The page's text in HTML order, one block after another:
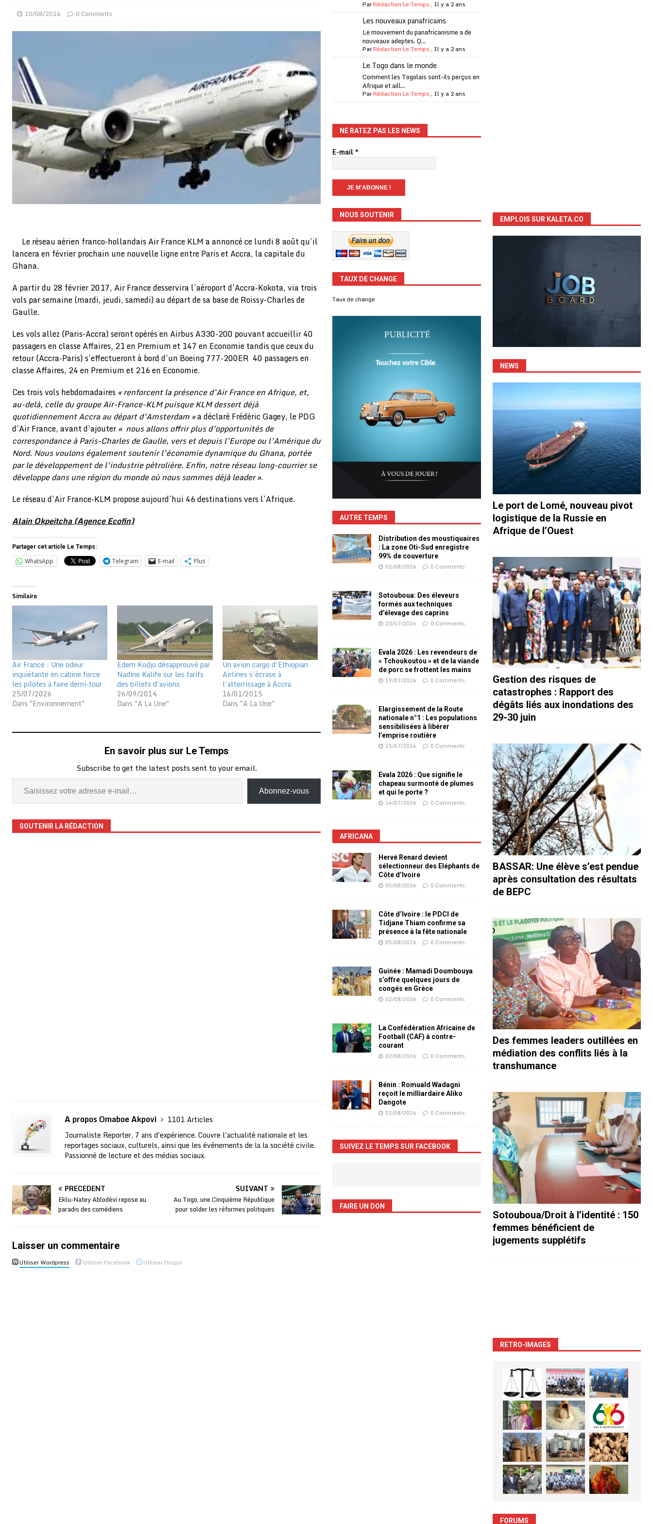
A LA UNE
Bénin : Romuald Wadagni reçoit le milliardaire Aliko Dangote
A LA UNE
Niger : le FMI débloque une bouffée d’oxygène financière
ECONOMIE
Franco Baresi, légendaire défenseur de l’Italie et de l’AC Milan, est mort à 66 ans
A LA UNE
[ 31/07/2026 ] Benjamin Mendy a vendu aux enchères son trophée de la Coupe du monde
[ 31/07/2026 ]
Bénin : les membres du Sénat installés
A LA UNE
[ 31/07/2026 ] Projet d’investisseurs à la Fifa: l’UEFA menace à «l’unanimité» d’un boycott des Coupes du monde
BUSINESS
[ 30/07/2026 ] Mali : au moins 19 soldats exécutés, Amnesty International exige une enquête
Hervé Renard devient sélectionneur des Eléphants de Côte d’Ivoire
10/08/2016 0 Comments
Le réseau aérien franco-hollandais Air France KLM a annoncé ce lundi 8 août qu’il
lancera en février prochain une nouvelle ligne entre Paris et Accra, la capitale du
Ghana.
A partir du 28 février 2017, Air France desservira l’aéroport d’Accra-Kokota, via trois
vols par semaine (mardi, jeudi, samedi) au départ de sa base de Roissy-Charles de
Gaulle.
Les vols allez (Paris-Accra) seront opérés en Airbus A330-200 pouvant accueillir 40
passagers en classe Affaires, 21 en Premium et 147 en Economie tandis que ceux du
retour (Accra-Paris) s’effectueront à bord d’un Boeing 777-200ER 40 passagers en
classe Affaires, 24 en Premium et 216 en Economie.
Ces trois vols hebdomadaires « renforcent la présence d’Air France en Afrique, et,
au-delà, celle du groupe Air-France-KLM puisque KLM dessert déjà
quotidiennement Accra au départ d’Amsterdam »a déclaré Frédéric Gagey, le PDG
d’Air France, avant d’ajouter « nous allons offrir plus d’opportunités de
correspondance à Paris-Charles de Gaulle, vers et depuis l’Europe ou l’Amérique du
Nord. Nous voulons également soutenir l’économie dynamique du Ghana, portée
par le développement de l’industrie pétrolière. Enfin, notre réseau long-courrier se
développe dans une région du monde où nous sommes déjà leader ».
Le réseau d’Air France-KLM propose aujourd’hui 46 destinations vers l’Afrique.
Alain Okpeitcha (Agence Ecofin)
Partager cet article Le Temps:
WhatsApp Telegram E-mail Plus
Similaire
Air France : Une odeur
inquiétante en cabine force
les pilotes à faire demi-tour
25/07/2026
Dans "Environnement"
Edem Kodjo désapprouvé par
Nadine Kalife sur les tarifs
des billets d’avions
26/09/2014
Dans "A La Une"
Un avion cargo d’Ethiopian
Airlines s’écrase à
l’atterrissage à Accra
16/01/2015
Dans "A La Une"
En savoir plus sur Le Temps
Subscribe to get the latest posts sent to your email.
Abonnez-vous
SOUTENIR LA RÉDACTION
A propos Omaboe Akpovi
1101 Articles
Journaliste Reporter, 7 ans d'expérience. Couvre l'actualité nationale et les
reportages sociaux, culturels, ainsi que les événements de la la société civile.
Passionné de lecture et des médias sociaux.
PRÉCÉDENT
Eklu–Natey Ablodévi repose au
paradis des comédiens
SUIVANT
Au Togo, une Cinquième République
pour solder les réformes politiques
Laisser un commentaire
Utiliser Wordpress Utiliser Facebook Utiliser Disqus
ParRédaction Le Temps , Il y a 2 ans
Les nouveaux panafricains
Le mouvement du panafricanisme a de
nouveaux adeptes. Q...
ParRédaction Le Temps , Il y a 2 ans
Le Togo dans le monde
Comment les Togolais sont-ils perçus en
Afrique et aill...
ParRédaction Le Temps , Il y a 2 ans
NE RATEZ PAS LES NEWS
E-mail*
NOUS SOUTENIR
TAUX DE CHANGE
Taux de change
AUTRE TEMPS
Distribution des moustiquaires
: La zone Oti-Sud enregistre
99% de couverture
02/08/2026 0 Comments
Sotouboua: Des éleveurs
formés aux techniques
d’élevage des caprins
23/07/2026 0 Comments
Evala 2026 : Les revendeurs de
« Tchoukoutou » et de la viande
de porc se frottent les mains
19/07/2026 0 Comments
Elargissement de la Route
nationale n°1 : Les populations
sensibilisées à libérer
l’emprise routière
15/07/2026 0 Comments
Evala 2026 : Que signifie le
chapeau surmonté de plumes
et qui le porte ?
14/07/2026 0 Comments
AFRICANA
Hervé Renard devient
sélectionneur des Eléphants de
Côte d’Ivoire
05/08/2026 0 Comments
Côte d’Ivoire : le PDCI de
Tidjane Thiam confirme sa
présence à la fête nationale
05/08/2026 0 Comments
Guinée : Mamadi Doumbouya
s’offre quelques jours de
congés en Grèce
02/08/2026 0 Comments
La Confédération Africaine de
Football (CAF) à contre-
courant
02/08/2026 0 Comments
Bénin : Romuald Wadagni
reçoit le milliardaire Aliko
Dangote
01/08/2026 0 Comments
SUIVEZ LE TEMPS SUR FACEBOOK
FAIRE UN DON
EMPLOIS SUR KALETA.CO
NEWS
Le port de Lomé, nouveau pivot
logistique de la Russie en
Afrique de l’Ouest
Gestion des risques de
catastrophes : Rapport des
dégâts liés aux inondations des
29-30 juin
BASSAR: Une élève s’est pendue
après consultation des résultats
de BEPC
Des femmes leaders outillées en
médiation des conflits liés à la
transhumance
Sotouboua/Droit à l’identité : 150
femmes bénéficient de
jugements supplétifs
RETRO-IMAGES
FORUMS